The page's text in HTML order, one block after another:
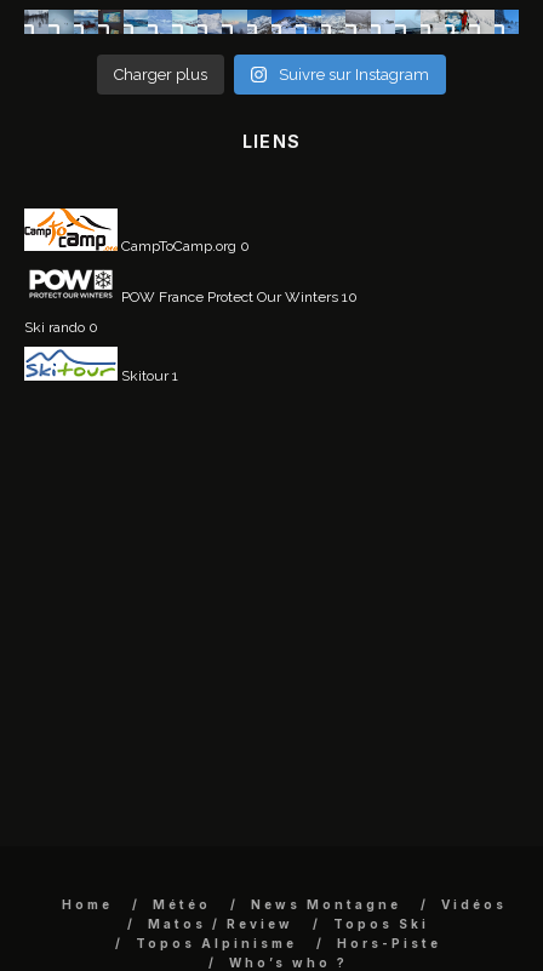
Charger plus Suivre sur Instagram
LIENS
CampToCamp.org 0
POW France Protect Our Winters 10
Ski rando 0
Skitour1
Home Météo News Montagne
Vidéos
Matos / Review
Topos Ski
Topos Alpinisme
Hors-Piste
Who’s who ?